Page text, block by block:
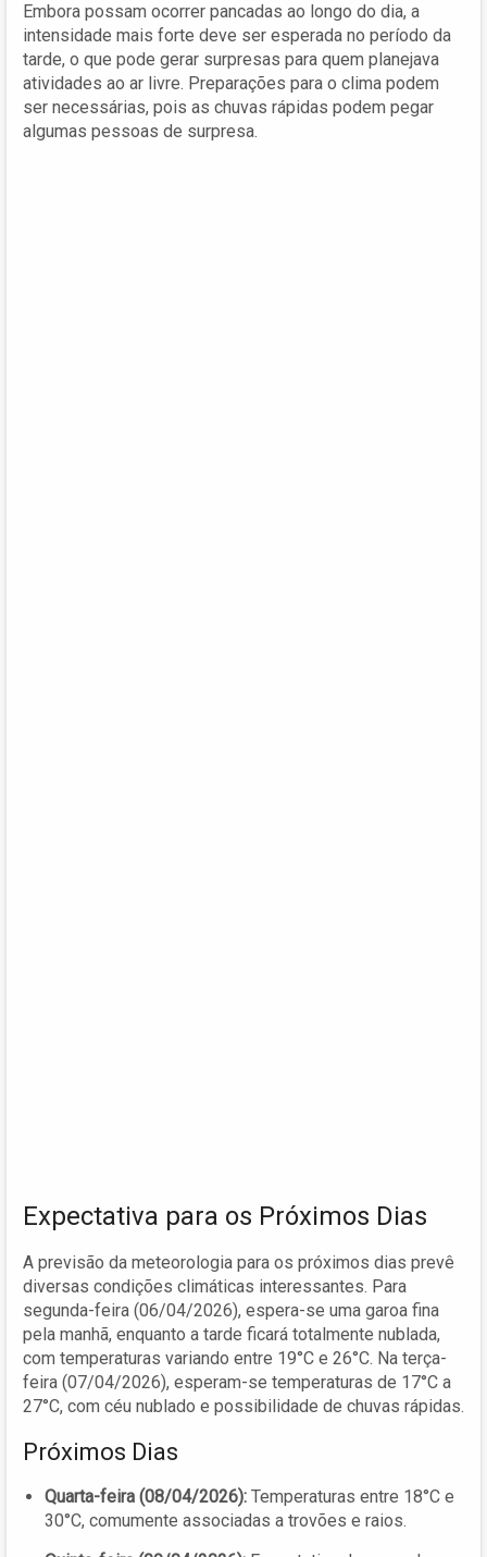
Embora possam ocorrer pancadas ao longo do dia, a
intensidade mais forte deve ser esperada no período da
tarde, o que pode gerar surpresas para quem planejava
atividades ao ar livre. Preparações para o clima podem
ser necessárias, pois as chuvas rápidas podem pegar
algumas pessoas de surpresa.
Expectativa para os Próximos Dias
A previsão da meteorologia para os próximos dias prevê
diversas condições climáticas interessantes. Para
segunda-feira (06/04/2026), espera-se uma garoa fina
pela manhã, enquanto a tarde ficará totalmente nublada,
com temperaturas variando entre 19°C e 26°C. Na terça-
feira (07/04/2026), esperam-se temperaturas de 17°C a
27°C, com céu nublado e possibilidade de chuvas rápidas.
Próximos Dias
Quarta-feira (08/04/2026): Temperaturas entre 18°C e
30°C, comumente associadas a trovões e raios.